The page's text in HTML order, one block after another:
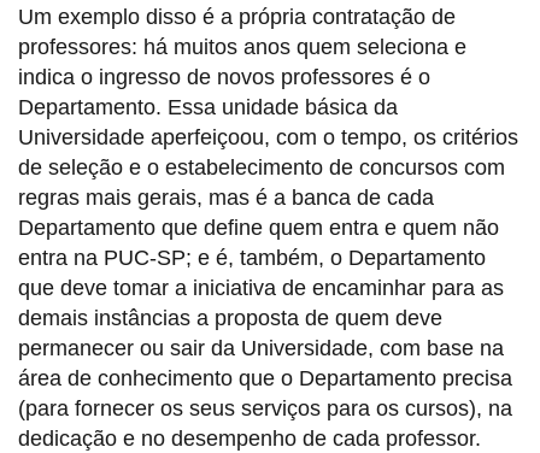
Um exemplo disso é a própria contratação de
professores: há muitos anos quem seleciona e
indica o ingresso de novos professores é o
Departamento. Essa unidade básica da
Universidade aperfeiçoou, com o tempo, os critérios
de seleção e o estabelecimento de concursos com
regras mais gerais, mas é a banca de cada
Departamento que define quem entra e quem não
entra na PUC-SP; e é, também, o Departamento
que deve tomar a iniciativa de encaminhar para as
demais instâncias a proposta de quem deve
permanecer ou sair da Universidade, com base na
área de conhecimento que o Departamento precisa
(para fornecer os seus serviços para os cursos), na
dedicação e no desempenho de cada professor.